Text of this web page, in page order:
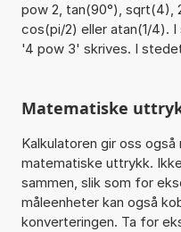
pow 2, tan(90°), sqrt(4),
cos(pi/2) eller atan(1/4).
'4 pow 3' skrives. I
Matematiske
Kalkulatoren gir oss
matematiske uttrykk.
sammen, slik som for
måleenheter kan også
konverteringen. Ta for